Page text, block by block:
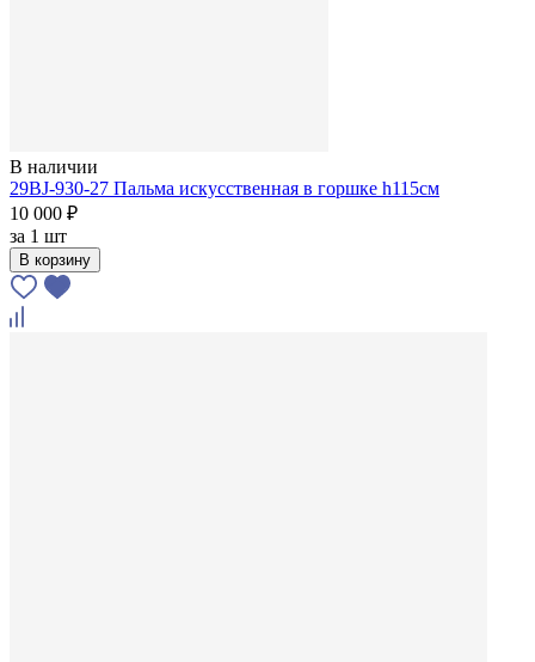
В наличии
29BJ-930-27 Пальма искусственная в горшке h115см
10 000 ₽
за 1 шт
В корзину